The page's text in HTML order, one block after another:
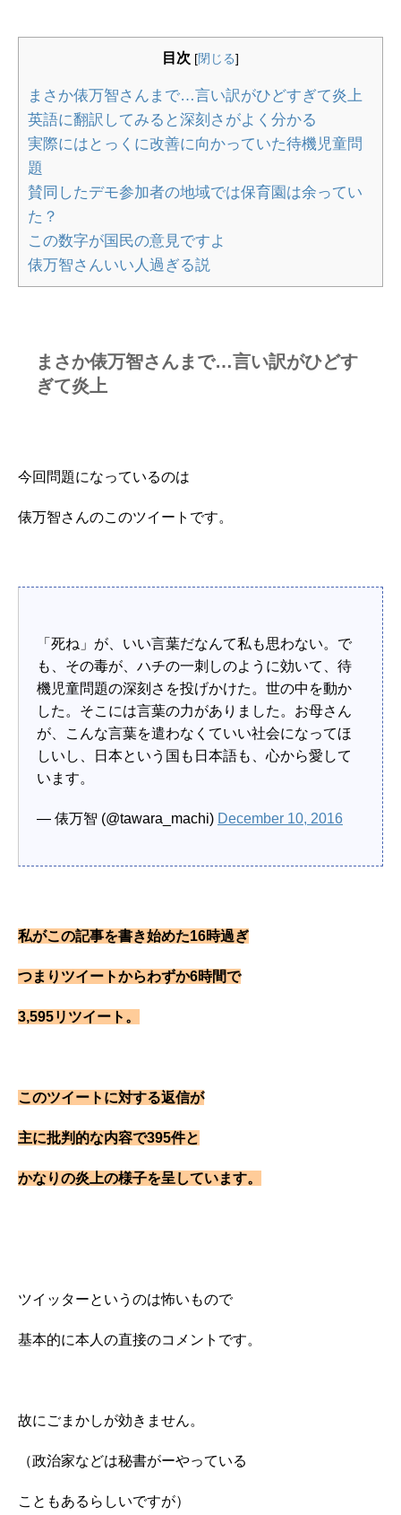
目次 [閉じる]
まさか俵万智さんまで…言い訳がひどすぎて炎上
英語に翻訳してみると深刻さがよく分かる
実際にはとっくに改善に向かっていた待機児童問
題
賛同したデモ参加者の地域では保育園は余ってい
た？
この数字が国民の意見ですよ
俵万智さんいい人過ぎる説
まさか俵万智さんまで…言い訳がひどす
ぎて炎上
今回問題になっているのは
俵万智さんのこのツイートです。
「死ね」が、いい言葉だなんて私も思わない。で
も、その毒が、ハチの一刺しのように効いて、待
機児童問題の深刻さを投げかけた。世の中を動か
した。そこには言葉の力がありました。お母さん
が、こんな言葉を遣わなくていい社会になってほ
しいし、日本という国も日本語も、心から愛して
います。
— 俵万智 (@tawara_machi) December 10, 2016
私がこの記事を書き始めた16時過ぎ
つまりツイートからわずか6時間で
3,595リツイート。
このツイートに対する返信が
主に批判的な内容で395件と
かなりの炎上の様子を呈しています。
ツイッターというのは怖いもので
基本的に本人の直接のコメントです。
故にごまかしが効きません。
（政治家などは秘書がーやっている
こともあるらしいですが）